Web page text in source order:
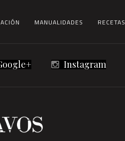
MANUALIDADES RECETAS
Instagram